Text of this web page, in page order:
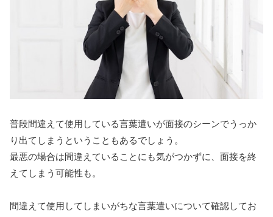
普段間違えて使用している言葉遣いが面接のシーンでうっか
り出てしまうということもあるでしょう。
最悪の場合は間違えていることにも気がつかずに、面接を終
えてしまう可能性も。
間違えて使用してしまいがちな言葉遣いについて確認してお